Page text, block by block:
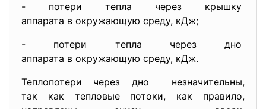
- потери тепла через крышку
аппарата в окружающую среду, кДж;
- потери тепла через дно
аппарата в окружающую среду, кДж.
Теплопотери через дно незначительны,
так как тепловые потоки, как правило,